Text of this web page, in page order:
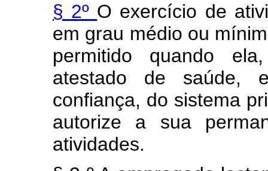
§ 2º O exercício de
em grau médio ou
permitido quando
atestado de saúde,
confiança, do sistema
autorize a sua
atividades.